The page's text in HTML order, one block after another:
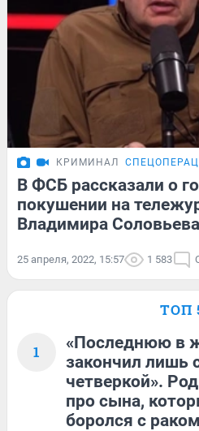
КРИМИНАЛ
В ФСБ рассказали о
покушении на
Владимира Соловьева
25 апреля, 2022, 15:57 1 583
ТОП
1
«Последнюю в
закончил лишь
четверкой».
про сына,
боролся с раком